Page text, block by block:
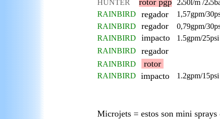
HUNTER
rotor pgp 2a50l/m /2a
RAINBIRD
regador
1,57gpm/
RAINBIRD
regador
0,79gpm/
RAINBIRD
impacto
1.5gpm/25psi
RAINBIRD
regador
RAINBIRD rotor
RAINBIRD impacto 1.2gpm/15psi
Microjets = estos son mini